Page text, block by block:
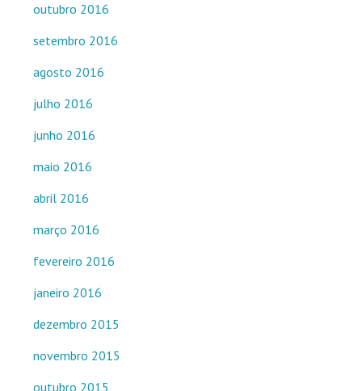
outubro 2016
setembro 2016
agosto 2016
julho 2016
junho 2016
maio 2016
abril 2016
março 2016
fevereiro 2016
janeiro 2016
dezembro 2015
novembro 2015
outubro 2015